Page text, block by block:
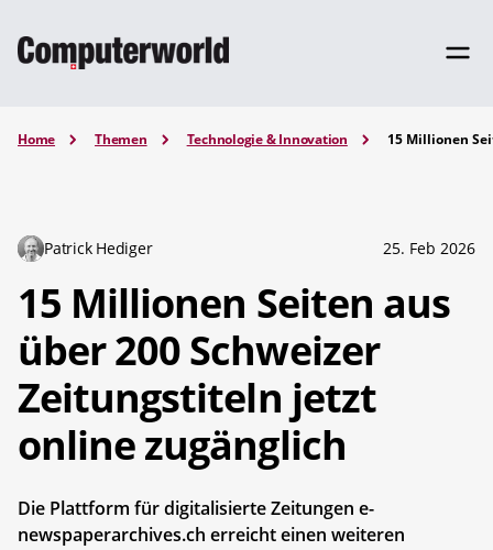
Home Themen Technologie & Innovation 15 Millionen
Patrick Hediger 25. Feb 2026
15 Millionen Seiten aus
über 200 Schweizer
Zeitungstiteln jetzt
online zugänglich
Die Plattform für digitalisierte Zeitungen e-
newspaperarchives.ch erreicht einen weiteren